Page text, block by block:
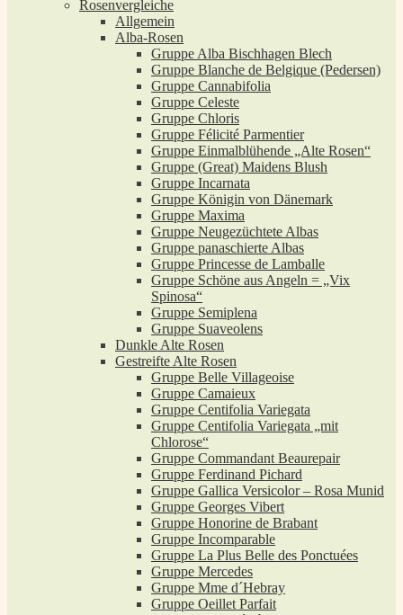
Rosenvergleiche
Allgemein
Alba-Rosen
Gruppe Alba Bischhagen Blech
Gruppe Blanche de Belgique (Pedersen)
Gruppe Cannabifolia
Gruppe Celeste
Gruppe Chloris
Gruppe Félicité Parmentier
Gruppe Einmalblühende „Alte Rosen“
Gruppe (Great) Maidens Blush
Gruppe Incarnata
Gruppe Königin von Dänemark
Gruppe Maxima
Gruppe Neugezüchtete Albas
Gruppe panaschierte Albas
Gruppe Princesse de Lamballe
Gruppe Schöne aus Angeln = „Vix
Spinosa“
Gruppe Semiplena
Gruppe Suaveolens
Dunkle Alte Rosen
Gestreifte Alte Rosen
Gruppe Belle Villageoise
Gruppe Camaieux
Gruppe Centifolia Variegata
Gruppe Centifolia Variegata „mit
Chlorose“
Gruppe Commandant Beaurepair
Gruppe Ferdinand Pichard
Gruppe Gallica Versicolor – Rosa Munid
Gruppe Georges Vibert
Gruppe Honorine de Brabant
Gruppe Incomparable
Gruppe La Plus Belle des Ponctuées
Gruppe Mercedes
Gruppe Mme d´Hebray
Gruppe Oeillet Parfait